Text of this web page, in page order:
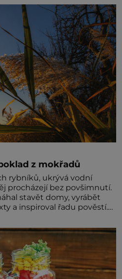
z mokřadů
rybníků, ukrývá vodní
procházejí bez povšimnutí.
stavět domy, vyrábět
a inspiroval řadu pověstí.
rákos jen jako
koupání. Stačí se však